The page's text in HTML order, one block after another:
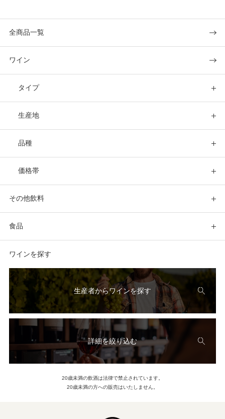
全商品一覧
ワイン
タイプ
生産地
品種
価格帯
その他飲料
食品
ワインを探す
生産者からワインを探す
詳細を絞り込む
20歳未満の飲酒は法律で禁止されています。
20歳未満の方への販売はいたしません。